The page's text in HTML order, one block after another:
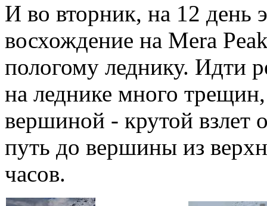
И во вторник, на 12 день
восхождение на Mera
пологому леднику. Идти
на леднике много
вершиной - крутой взлет
путь до вершины из
часов.